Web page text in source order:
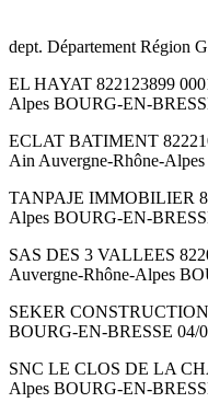
dept. Département Région
EL HAYAT 822123899
Alpes BOURG-EN-
ECLAT BATIMENT
Ain Auvergne-Rhône-
TANPAJE IMMOBILIER
Alpes BOURG-EN-
SAS DES 3 VALLEES
Auvergne-Rhône-Alpes
SEKER CONSTRUCTION
BOURG-EN-BRESSE 04/
SNC LE CLOS DE LA
Alpes BOURG-EN-